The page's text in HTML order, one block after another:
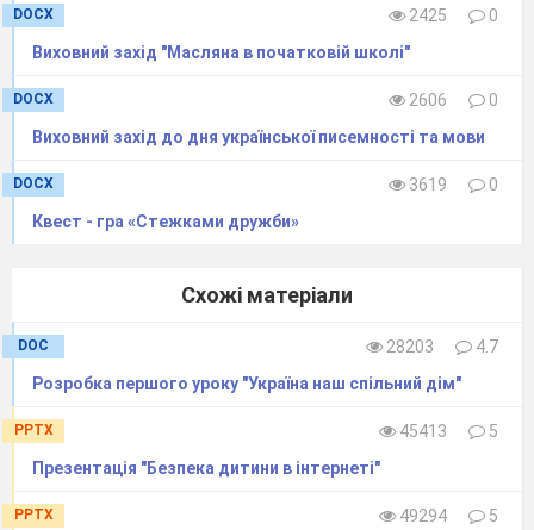
5.
Відбуваються дива,
Під ялинкою сьогодні
Добра казка ожива.
_________
6. Тут немає місця сваркам,
Рік Новий для нас усіх.
гомін, сміх, бо прийшла
іграшок
сяє.
стрічає.
9.Пролітає планетою час,
DOCX 2425
0
Виховний захід "Масляна в початковій школі"
DOCX 2606
0
Виховний захід до дня української писемності та мови
DOCX 3619
0
Квест - гра «Стежками дружби»
Схожі матеріали
DOC 28203
4.7
Розробка першого уроку "Україна наш спільний дім"
PPTX 45413
5
Презентація "Безпека дитини в інтернеті"
PPTX 49294
5